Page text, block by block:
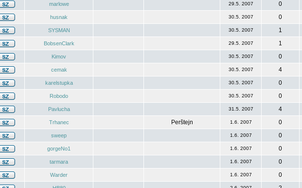
marlowe 29.5. 2007
0
husnak 30.5. 2007
0
SYSMAN 30.5. 2007
1
BobsenClark 29.5. 2007
1
Kimov 30.5. 2007
0
cemak 30.5. 2007
4
karelstupka 30.5. 2007
0
Robodo 30.5. 2007
0
Pavlucha 31.5. 2007
4
Trhanec Perštejn 1.6. 2007
0
sweep 1.6. 2007
0
gorgeNo1 1.6. 2007
0
tarmara 1.6. 2007
0
Warder 1.6. 2007
0